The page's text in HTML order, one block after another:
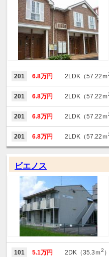
201 6.8万円 2LDK（57.22ｍ
201 6.8万円 2LDK（57.22ｍ
201 6.8万円 2LDK（57.22ｍ
201 6.8万円 2LDK（57.22ｍ
ビエノス
101 5.1万円 2DK（35.3ｍ2 ）